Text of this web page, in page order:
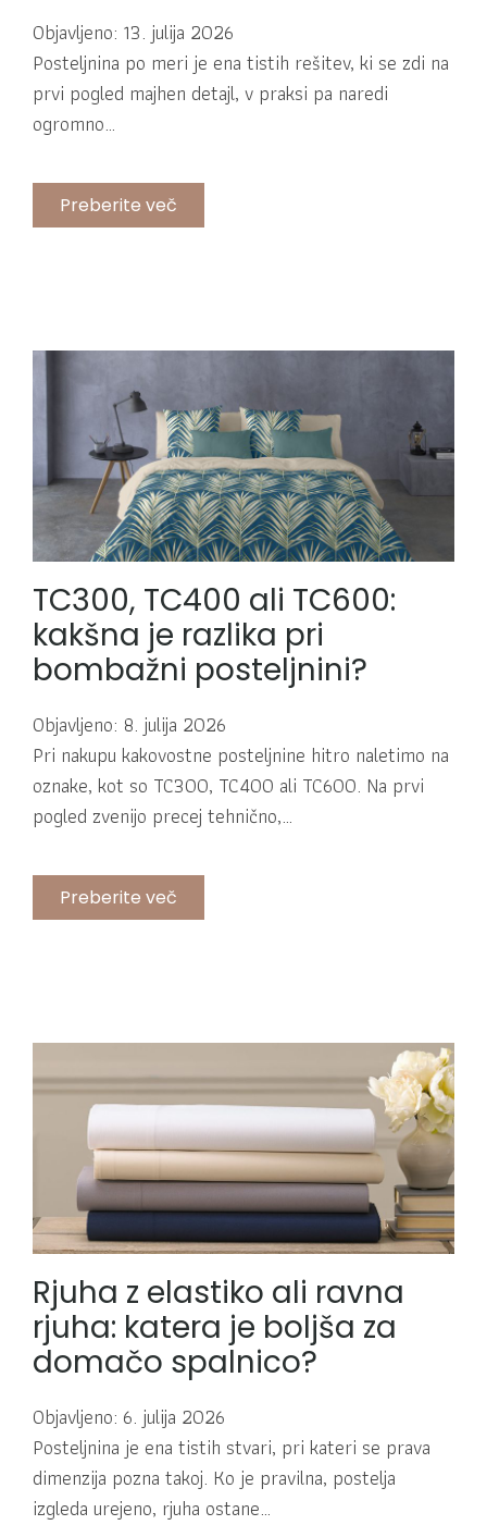
Objavljeno: 13. julija 2026
Posteljnina po meri je ena tistih rešitev, ki se zdi na
prvi pogled majhen detajl, v praksi pa naredi
ogromno…
Preberite več
TC300, TC400 ali TC600:
kakšna je razlika pri
bombažni posteljnini?
Objavljeno: 8. julija 2026
Pri nakupu kakovostne posteljnine hitro naletimo na
oznake, kot so TC300, TC400 ali TC600. Na prvi
pogled zvenijo precej tehnično,…
Preberite več
Rjuha z elastiko ali ravna
rjuha: katera je boljša za
domačo spalnico?
Objavljeno: 6. julija 2026
Posteljnina je ena tistih stvari, pri kateri se prava
dimenzija pozna takoj. Ko je pravilna, postelja
izgleda urejeno, rjuha ostane…